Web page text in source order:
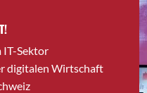
IT-Sektor
digitalen Wirtschaft